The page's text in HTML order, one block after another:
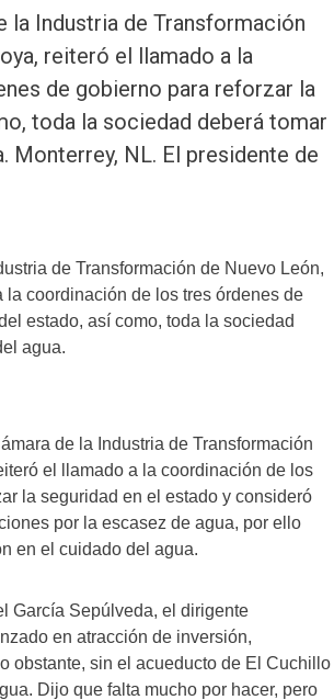
la Industria de Transformación
reiteró el llamado a la
de gobierno para reforzar la
toda la sociedad deberá tomar
Monterrey, NL. El presidente de
de Transformación de Nuevo León,
coordinación de los tres órdenes de
estado, así como, toda la sociedad
agua.
de la Industria de Transformación
el llamado a la coordinación de los
la seguridad en el estado y consideró
por la escasez de agua, por ello
en el cuidado del agua.
García Sepúlveda, el dirigente
en atracción de inversión,
obstante, sin el acueducto de El Cuchillo
Dijo que falta mucho por hacer, pero